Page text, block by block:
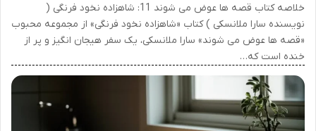
خلاصه کتاب قصه ها عوض می شوند 11: شاهزاده نخود فرنگی (
نویسنده سارا ملانسکی ) کتاب «شاهزاده نخود فرنگی» از مجموعه محبوب
«قصه ها عوض می شوند» سارا ملانسکی، یک سفر هیجان انگیز و پر از
خنده است که…